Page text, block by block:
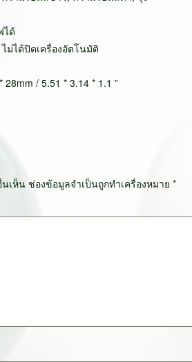
ได้
ม่ได้ปิดเครื่องอัตโนมัติ
/ 5.51 * 3.14 * 1.1 ”
เห็น ช่องข้อมูลจำเป็นถูกทำเครื่องหมาย *